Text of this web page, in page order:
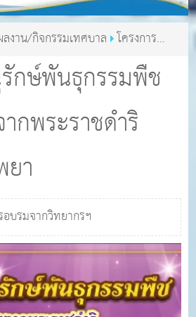
กษ์พันธุกรรมพืช
กพระราชดำริ
า
ลงาน/กิจกรรมเทศบาล โครงการ
งมาจากพระราชดำริ งานฐานทรัพย
อบรมจากวิทยากรฯ